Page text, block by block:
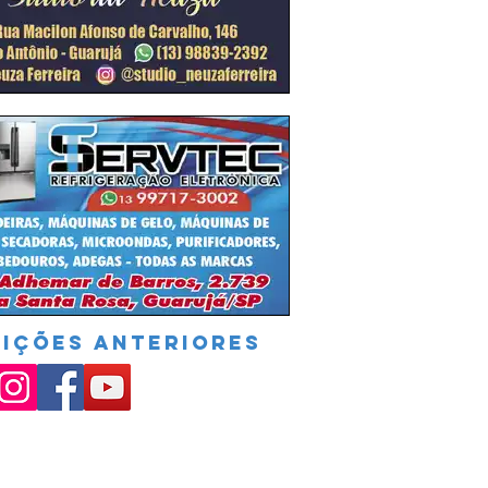
ANTERIORES